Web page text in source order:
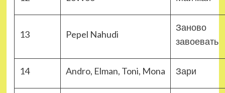
13 Pepel Nahudi
Заново
завоевать
14 Andro, Elman, Toni, Mona Зари